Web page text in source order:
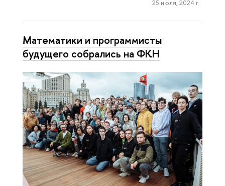
25 июля, 2024 г.
Математики и программисты
будущего собрались на ФКН